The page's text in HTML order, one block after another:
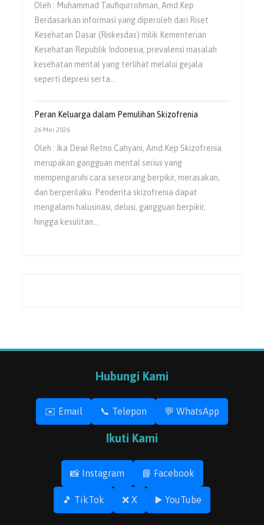
Oleh : Muhammad Taufiqurrohman, Amd.Kep
Berdasarkan informasi yang diperoleh dari Riset
Kesehatan Dasar (Riskesdas) milik Kementerian
Kesehatan Republik Indonesia, prevalensi masalah
kesehatan mental yang terlihat melalui gejala
seperti depresi serta…
Peran Keluarga dalam Pemulihan Skizofrenia
26 Mei 2026
Oleh : Ika Dewi Retno Cahyani, Amd.Kep Skizofrenia
merupakan gangguan mental serius yang
mempengaruhi cara seseorang berpikir, merasakan,
dan berperilaku. Penderita skizofrenia dapat
mengalami halusinasi, delusi, gangguan berpikir,
hingga kesulitan…
Hubungi Kami
✉️ Email 📞 Telepon 💬 WhatsApp
Ikuti Kami
📸 Instagram 📘 Facebook
🎵 TikTok ❌ X ▶️ YouTube